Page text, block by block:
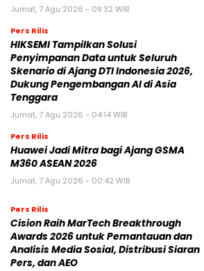
Jumat, 7 Agu 2026 - 09:32 WIB
Pers Rilis
HIKSEMI Tampilkan Solusi
Penyimpanan Data untuk Seluruh
Skenario di Ajang DTI Indonesia 2026,
Dukung Pengembangan AI di Asia
Tenggara
Jumat, 7 Agu 2026 - 04:14 WIB
Pers Rilis
Huawei Jadi Mitra bagi Ajang GSMA
M360 ASEAN 2026
Jumat, 7 Agu 2026 - 00:42 WIB
Pers Rilis
Cision Raih MarTech Breakthrough
Awards 2026 untuk Pemantauan dan
Analisis Media Sosial, Distribusi Siaran
Pers, dan AEO